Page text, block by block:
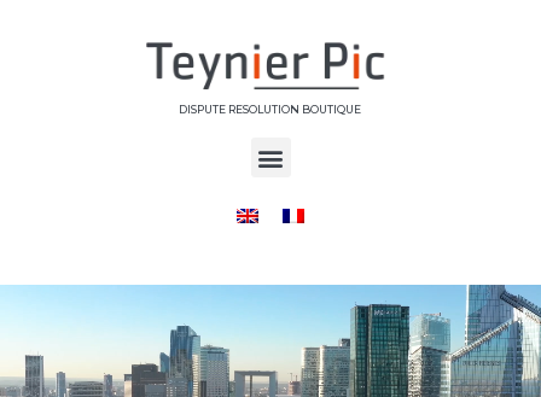
DISPUTE RESOLUTION BOUTIQUE